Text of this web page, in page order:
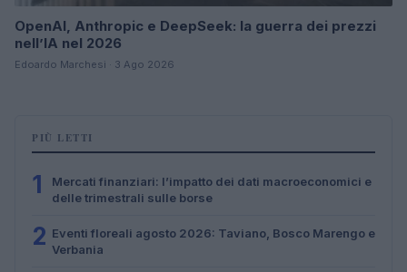
OpenAI, Anthropic e DeepSeek: la guerra dei prezzi
nell’IA nel 2026
Edoardo Marchesi · 3 Ago 2026
PIÙ LETTI
1
Mercati finanziari: l’impatto dei dati macroeconomici e
delle trimestrali sulle borse
2 Eventi floreali agosto 2026: Taviano, Bosco Marengo e
Verbania